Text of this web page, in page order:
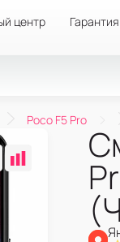
центр
Poco F5 Pro